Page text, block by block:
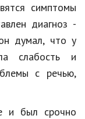
симптомы
диагноз -
думал, что у
слабость и
с речью,
и был срочно